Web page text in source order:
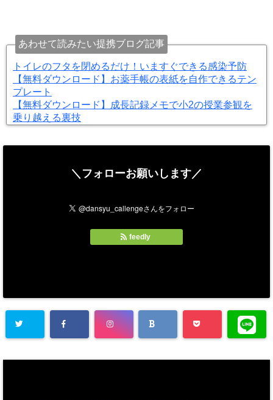
あわせて読みたい提携ブログ記事
トイレのフタを閉めるだけ！いますぐできる感染予防
【無料ダウンロード】お薬手帳の表紙を自作できるテン
プレート
【無料ダウンロード】成長記録メモで小2の授業参観を
乗り越える裏技
＼フォローお願いします／
feedly